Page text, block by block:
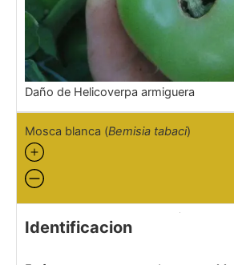
Daño de Helicoverpa armiguera
Mosca blanca (Bemisia tabaci)